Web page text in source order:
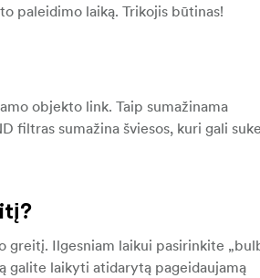
paleidimo laiką. Trikojis būtinas!
objekto link. Taip sumažinama
filtras sumažina šviesos, kuri gali
greitį. Ilgesniam laikui pasirinkite
galite laikyti atidarytą pageidaujamą